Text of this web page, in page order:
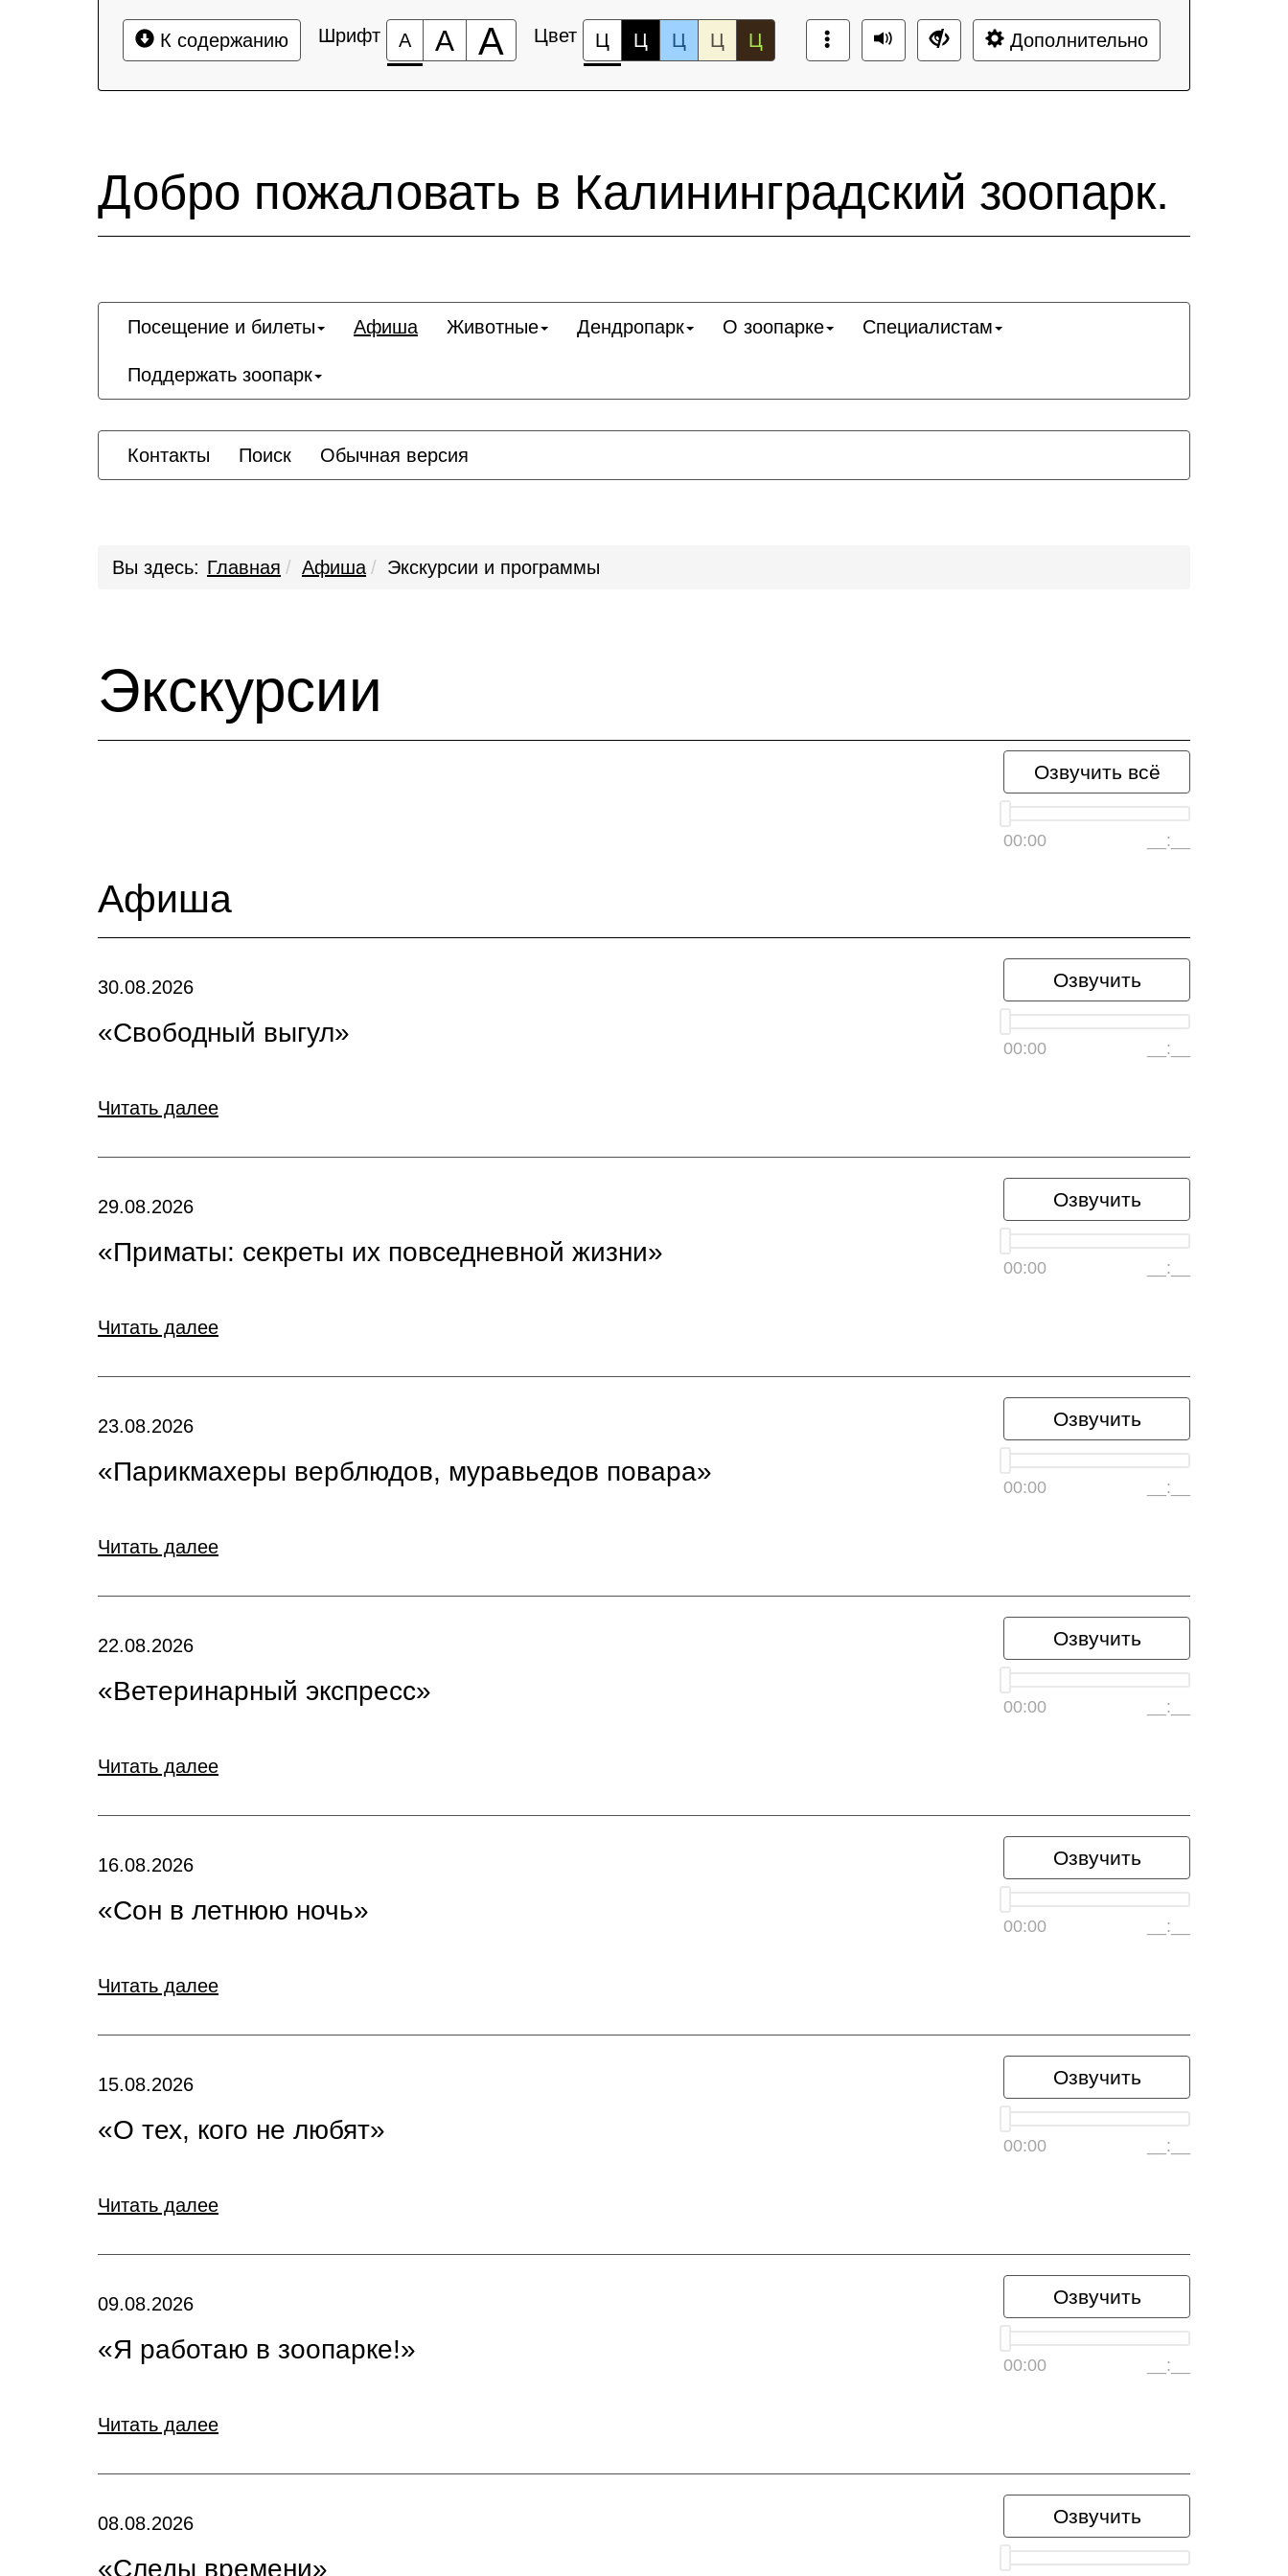
К содержанию Шрифт А А А Цвет Ц Ц Ц Ц Ц Дополнительно
Добро пожаловать в Калининградский зоопарк.
Посещение и билеты Афиша Животные Дендропарк О зоопарке Специалистам
Поддержать зоопарк
Контакты Поиск Обычная версия
Вы здесь: Главная Афиша Экскурсии и программы
Экскурсии
Озвучить всё
00:00 __:__
Афиша
Озвучить
00:00 __:__
30.08.2026
«Свободный выгул»
Читать далее
Озвучить
00:00 __:__
29.08.2026
«Приматы: секреты их повседневной жизни»
Читать далее
Озвучить
00:00 __:__
23.08.2026
«Парикмахеры верблюдов, муравьедов повара»
Читать далее
Озвучить
00:00 __:__
22.08.2026
«Ветеринарный экспресс»
Читать далее
Озвучить
00:00 __:__
16.08.2026
«Сон в летнюю ночь»
Читать далее
Озвучить
00:00 __:__
15.08.2026
«О тех, кого не любят»
Читать далее
Озвучить
00:00 __:__
09.08.2026
«Я работаю в зоопарке!»
Читать далее
Озвучить
08.08.2026
«Следы времени»